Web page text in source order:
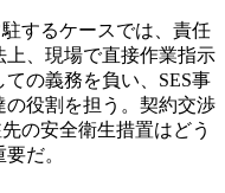
するケースでは、責任
、現場で直接作業指示
の義務を負い、SES事
役割を担う。契約交渉
の安全衛生措置はどう
だ。